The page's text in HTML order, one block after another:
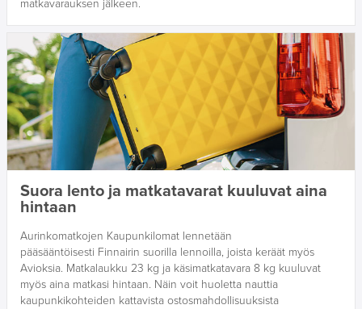
matkavarauksen jälkeen.
Suora lento ja matkatavarat kuuluvat aina
hintaan
Aurinkomatkojen Kaupunkilomat lennetään
pääsääntöisesti Finnairin suorilla lennoilla, joista keräät myös
Avioksia. Matkalaukku 23 kg ja käsimatkatavara 8 kg kuuluvat
myös aina matkasi hintaan. Näin voit huoletta nauttia
kaupunkikohteiden kattavista ostosmahdollisuuksista